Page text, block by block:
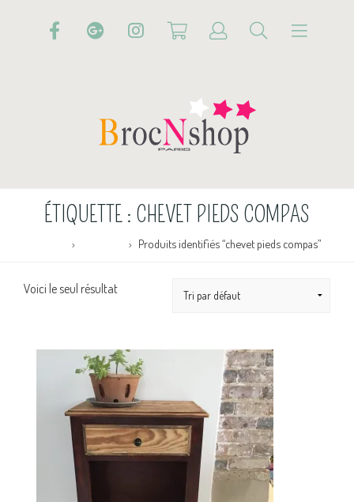
ÉTIQUETTE : CHEVET PIEDS COMPAS
Produits identifiés “chevet pieds compas”
Voici le seul résultat